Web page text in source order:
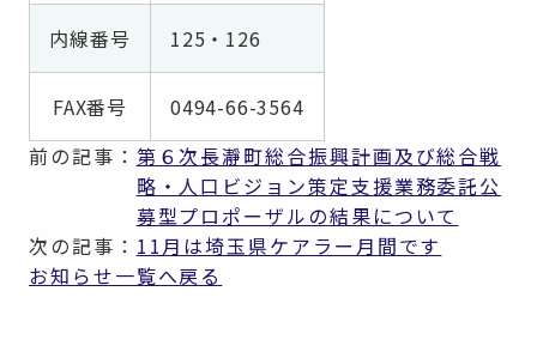
内線番号 125・126
FAX番号
0494-66-3564
前の記事： 第６次長瀞町総合振興計画及び総合戦
略・人口ビジョン策定支援業務委託公
募型プロポーザルの結果について
次の記事： 11月は埼玉県ケアラー月間です
お知らせ一覧へ戻る